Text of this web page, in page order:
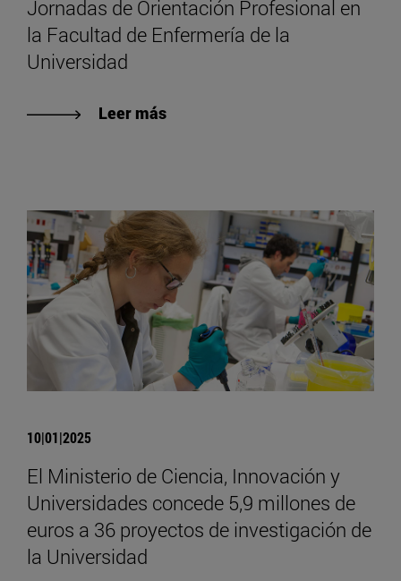
Jornadas de Orientación Profesional en
la Facultad de Enfermería de la
Universidad
Leer más
10|01|2025
El Ministerio de Ciencia, Innovación y
Universidades concede 5,9 millones de
euros a 36 proyectos de investigación de
la Universidad